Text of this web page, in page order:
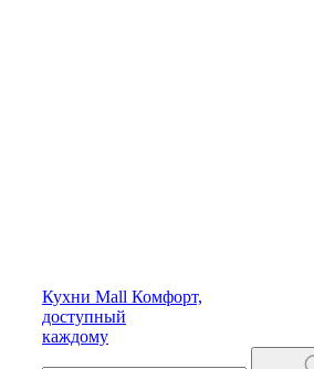
Кухни Mall Комфорт,
доступный
каждому